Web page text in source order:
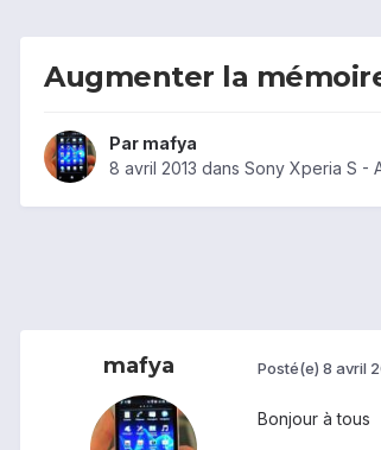
Augmenter la
Par mafya
8 avril 2013 dans Sony Xperia S -
mafya Posté(e) 8 avril
Bonjour à tous